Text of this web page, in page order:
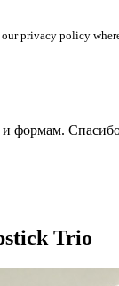
privacy policy
и формам.
Trio